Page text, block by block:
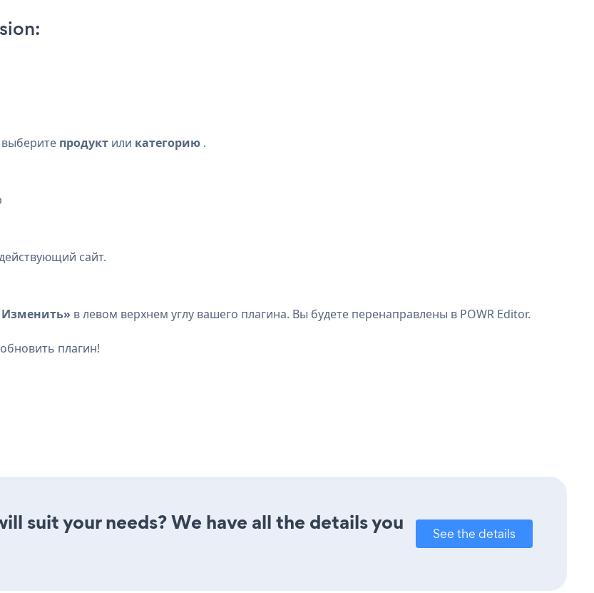
продукт или категорию .
сайт.
Изменить» в левом верхнем углу вашего плагина. Вы будете перенаправлены в POWR Editor.
плагин!
suit your needs? We have all the details you
See the details